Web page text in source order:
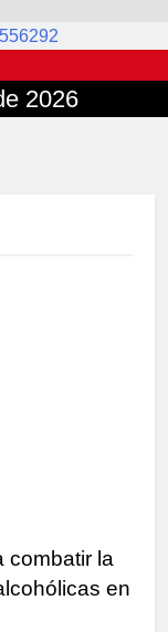
2026
combatir la
en